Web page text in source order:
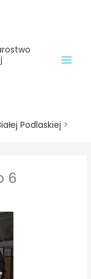
Podlaskiej >
6